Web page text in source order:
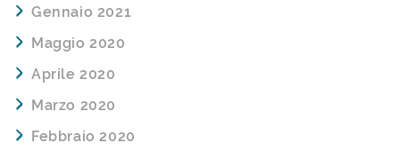
Gennaio 2021
Maggio 2020
Aprile 2020
Marzo 2020
Febbraio 2020